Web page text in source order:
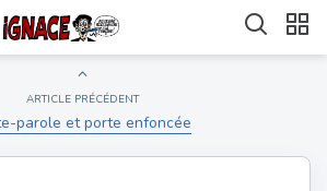
ARTICLE PRÉCÉDENT
parole et porte enfoncée